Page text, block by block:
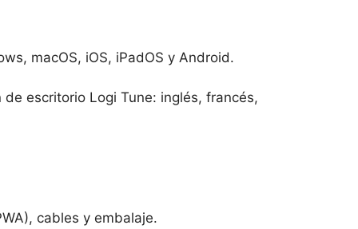
macOS, iOS, iPadOS y Android.
escritorio Logi Tune: inglés, francés,
cables y embalaje.